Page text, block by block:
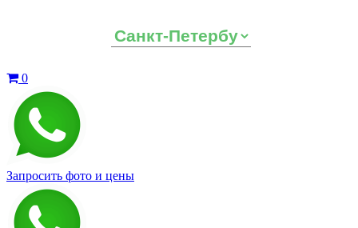
0
Запросить фото и цены